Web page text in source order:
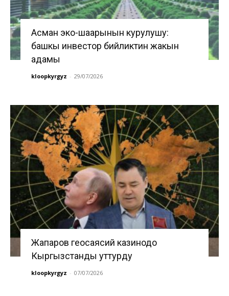
Асман эко-шаарынын курулушу:
башкы инвестор бийликтин жакын
адамы
kloopkyrgyz - 29/07/2026
Жапаров геосаясий казинодо
Кыргызстанды уттурду
kloopkyrgyz - 07/07/2026